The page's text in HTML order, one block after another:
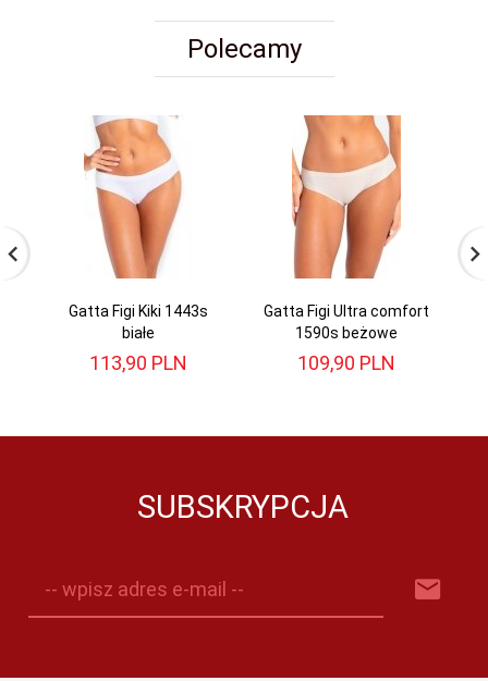
Polecamy
Gatta Figi Kiki 1443s
białe
113,90 PLN
Gatta Figi Ultra comfort
1590s beżowe
109,90 PLN
SUBSKRYPCJA
-- wpisz adres e-mail --